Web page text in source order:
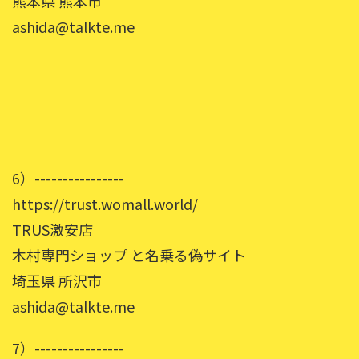
ashida@talkte.me
6）----------------
https://trust.womall.world/
TRUS激安店
木村専門ショップ と名乗る偽サイト
埼玉県 所沢市
ashida@talkte.me
7）----------------